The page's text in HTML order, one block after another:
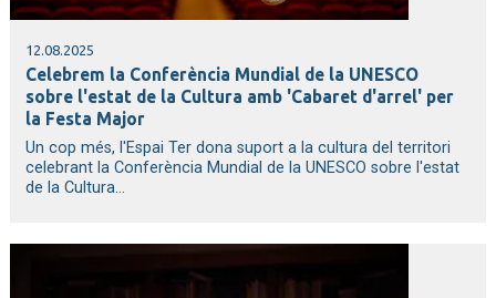
12.08.2025
Celebrem la Conferència Mundial de la UNESCO
sobre l'estat de la Cultura amb 'Cabaret d'arrel' per
la Festa Major
Un cop més, l'Espai Ter dona suport a la cultura del territori
celebrant la Conferència Mundial de la UNESCO sobre l'estat
de la Cultura...